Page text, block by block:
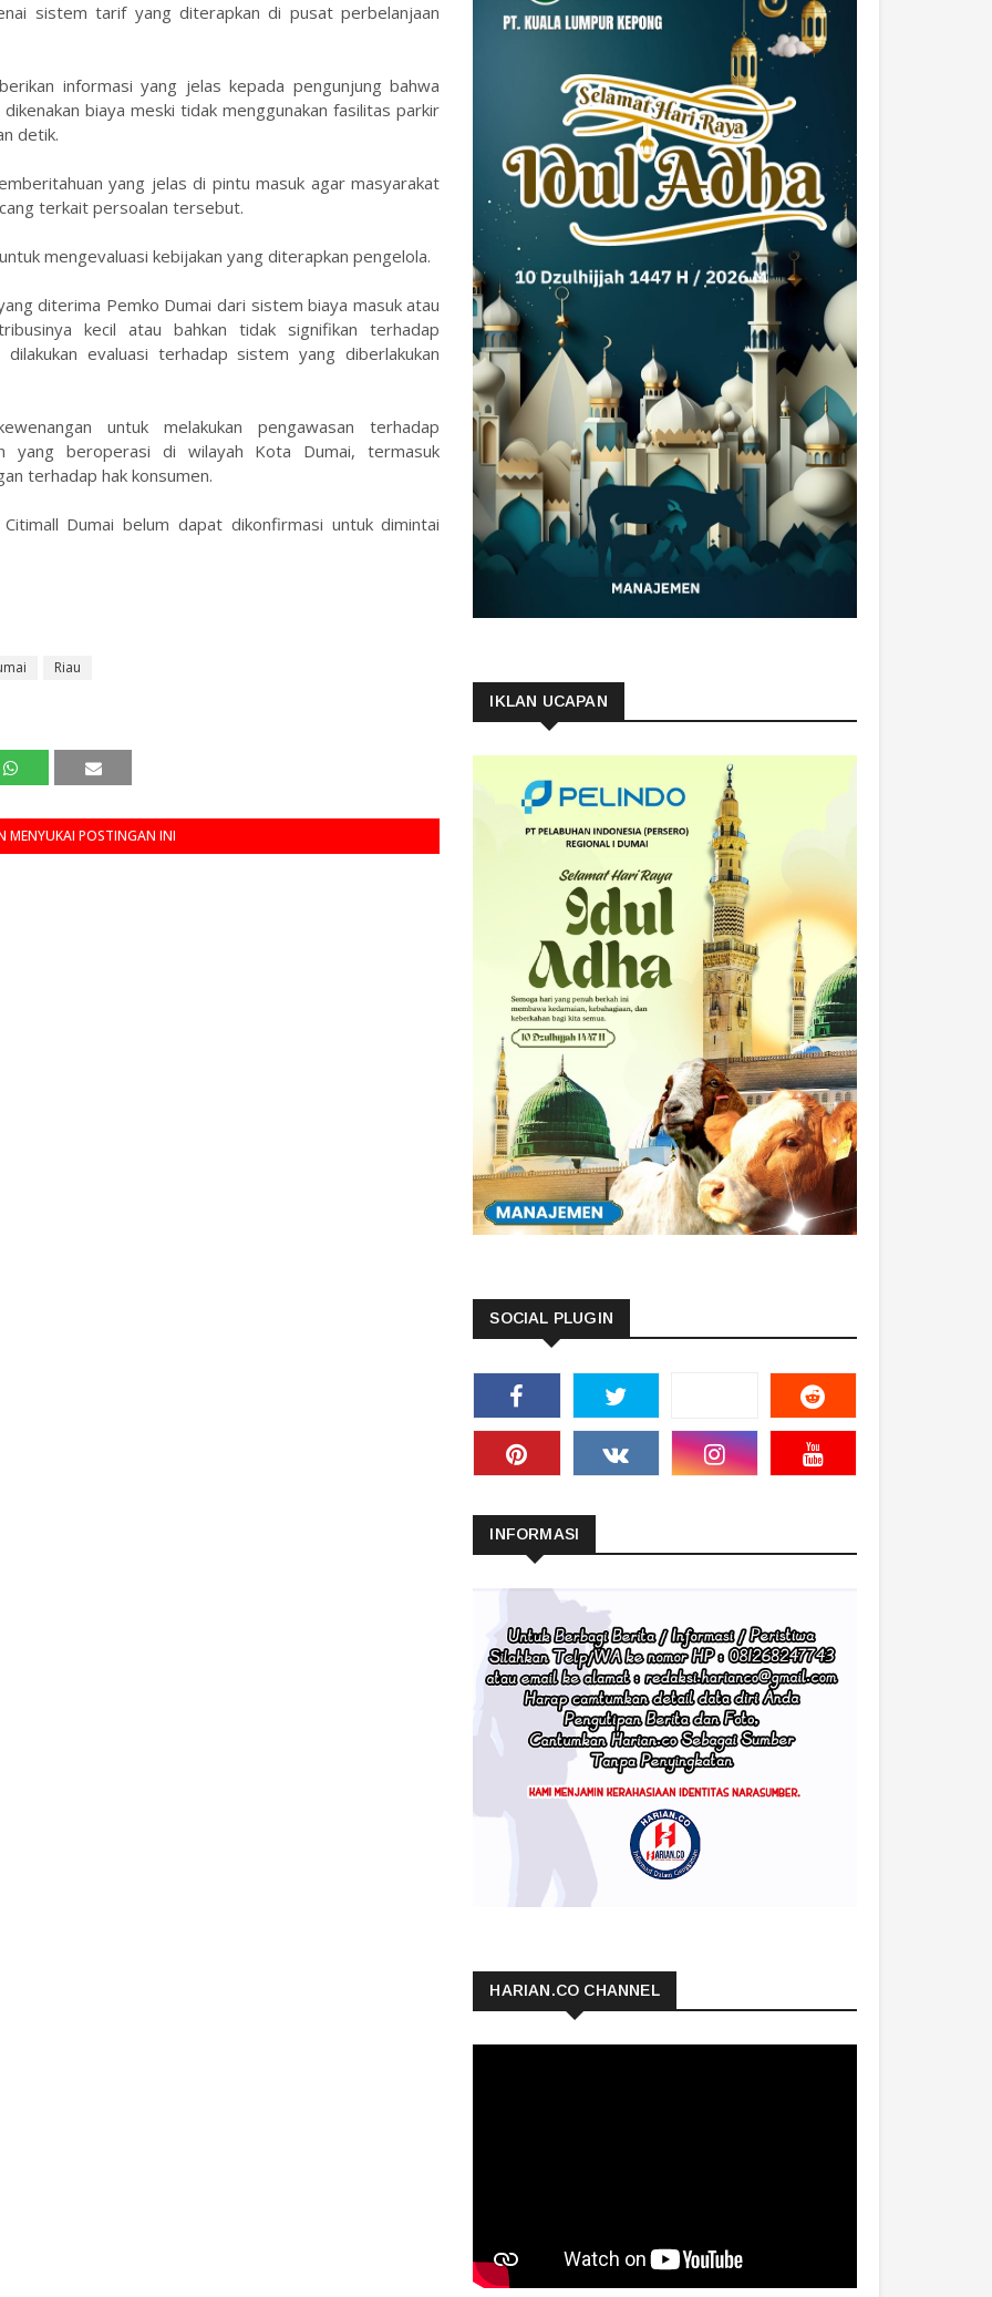
sistem tarif yang diterapkan di pusat perbelanjaan
informasi yang jelas kepada pengunjung bahwa
biaya meski tidak menggunakan fasilitas parkir
detik.
yang jelas di pintu masuk agar masyarakat
terkait persoalan tersebut.
mengevaluasi kebijakan yang diterapkan pengelola.
diterima Pemko Dumai dari sistem biaya masuk atau
kecil atau bahkan tidak signifikan terhadap
evaluasi terhadap sistem yang diberlakukan
untuk melakukan pengawasan terhadap
yang beroperasi di wilayah Kota Dumai, termasuk
terhadap hak konsumen.
Dumai belum dapat dikonfirmasi untuk dimintai
Riau
MENYUKAI POSTINGAN INI
IKLAN UCAPAN
SOCIAL PLUGIN
INFORMASI
HARIAN.CO CHANNEL